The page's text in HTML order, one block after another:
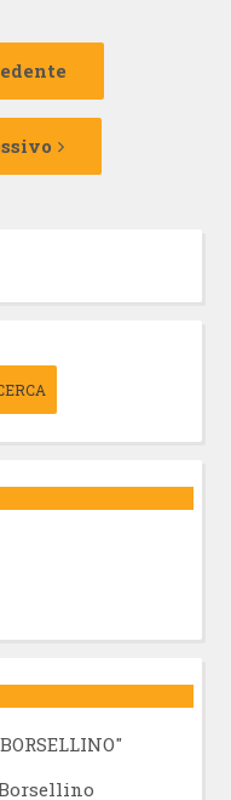
Articolo
Articolo